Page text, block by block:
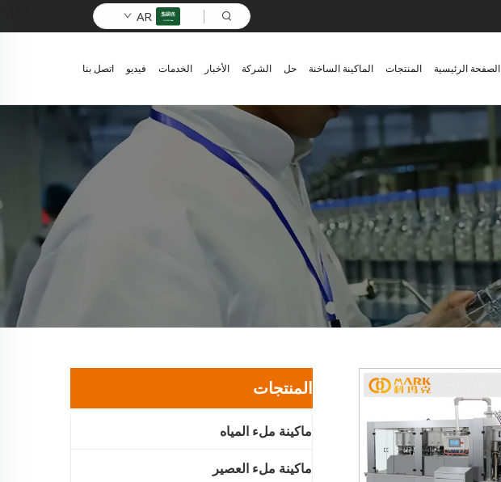
AR
الصفحة الرئيسية المنتجات الماكينة الساخنة حل الشركة الأخبار الخدمات فيديو اتصل بنا
المنتجات
ماكينة ملء المياه
ماكينة ملء العصير